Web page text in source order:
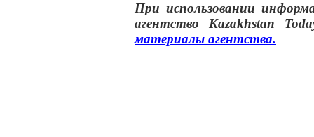
При использовании
агентство Kazakhstan
материалы агентства.